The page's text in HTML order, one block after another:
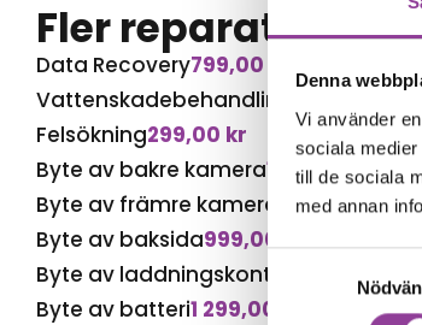
Denna
Vi använder
sociala
till de sociala
med annan
Fler reparationer
Data Recovery799,00
Vattenskadebehandling
Felsökning299,00 kr
Byte av bakre kamera1 699,00kr
Byte av främre kamera
1 499,00kr
Byte av baksida999,00
Byte av laddningskontakt
999,00 kr
Byte av batteri1 299,00